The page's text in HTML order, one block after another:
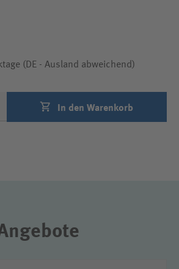
(DE - Ausland abweichend)
In den Warenkorb